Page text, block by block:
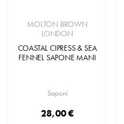
MOLTON BROWN
LONDON
COASTAL CIPRESS & SEA
FENNEL SAPONE MANI
Saponi
28,00 €